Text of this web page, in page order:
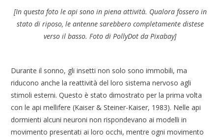
[In questa foto le api sono in piena attività. Qualora fossero in
stato di riposo, le antenne sarebbero completamente distese
verso il basso. Foto di PollyDot da Pixabay]
Durante il sonno, gli insetti non solo sono immobili, ma
riducono anche la reattività del loro sistema nervoso agli
stimoli esterni. Questo è stato dimostrato per la prima volta
con le api mellifere (Kaiser & Steiner-Kaiser, 1983). Nelle api
dormienti alcuni neuroni non rispondevano ai modelli in
movimento presentati ai loro occhi, mentre ogni movimento